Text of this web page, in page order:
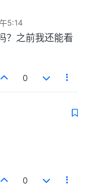
5:14
？之前我还能看
0
0